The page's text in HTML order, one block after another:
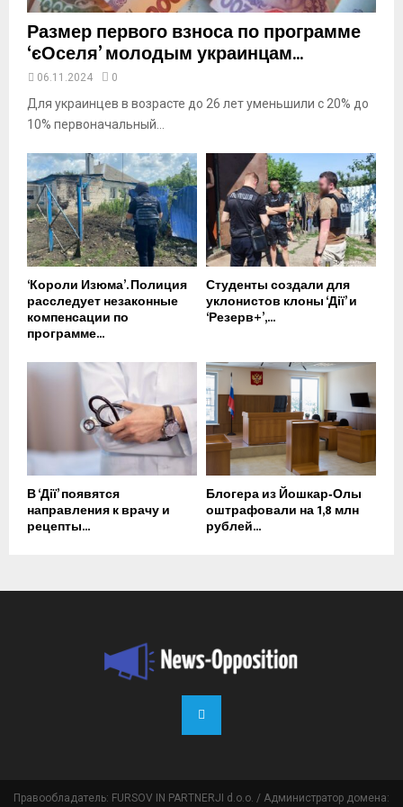
Размер первого взноса по программе
‘єОселя’ молодым украинцам...
06.11.2024 0
Для украинцев в возрасте до 26 лет уменьшили с 20% до
10% первоначальный...
‘Короли Изюма’. Полиция
расследует незаконные
компенсации по
программе...
Студенты создали для
уклонистов клоны ‘Дії’ и
‘Резерв+’,...
В ‘Дії’ появятся
направления к врачу и
рецепты...
Блогера из Йошкар‑Олы
оштрафовали на 1,8 млн
рублей...
Правообладатель: FURSOV IN PARTNERJI d.o.o. / Администратор домена: